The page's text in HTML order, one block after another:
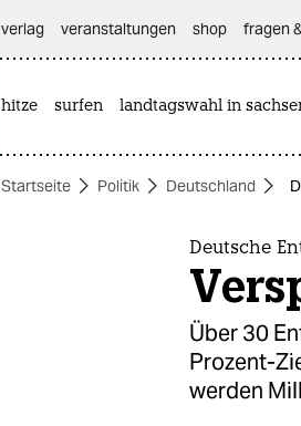
themen
verlag
veranstaltungen shop fragen
hitze surfen landtagswahl in
Startseite Politik Deutschland
Deutsche
Über 30
Prozent-
werden